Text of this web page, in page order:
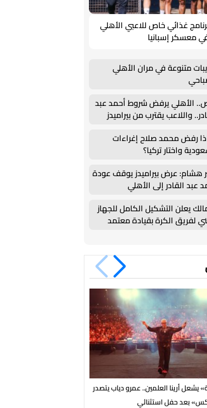
غذائي خاص للاعبي الأهلي
معسكر إسبانيا
متنوعة في مران الأهلي
الأهلي يرفض شروط أحمد عبد
واللاعب يقترب من بيراميدز
رفض محمد صلاح إغراءات
واختار تركيا؟
هشام: عرض بيراميدز يوقف عودة
عبد القادر إلى الأهلي
يعلن التشكيل الكامل للجهاز
لفريق الكرة بقيادة معتمد
يشعل أرينا العلمين.. عمرو دياب يتصدر
بعد حفل استثنائي